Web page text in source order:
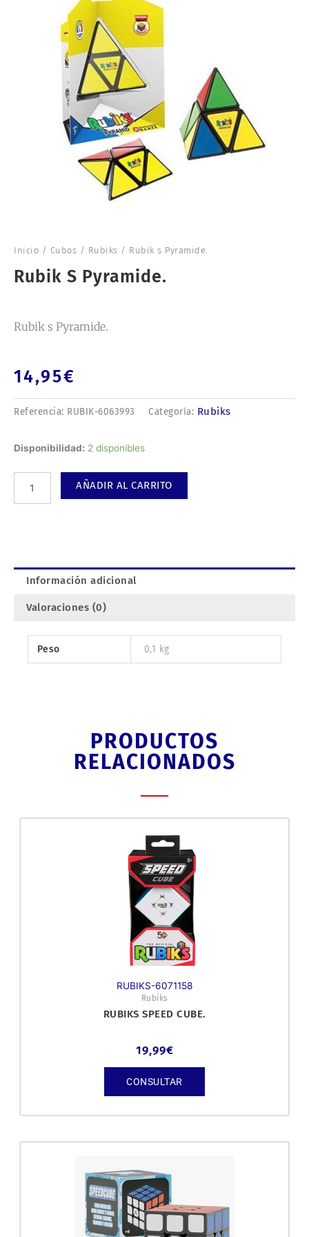
Inicio / Cubos / Rubiks / Rubik s Pyramide.
Rubik S Pyramide.
Rubik s Pyramide.
14,95€
Referencia: RUBIK-6063993 Categoría: Rubiks
Disponibilidad: 2 disponibles
Rubik
cantidad
AÑADIR AL CARRITO
Información adicional
Valoraciones (0)
Peso 0,1 kg
PRODUCTOS
RELACIONADOS
RUBIKS-6071158
Rubiks
RUBIKS SPEED CUBE.
19,99€
CONSULTAR